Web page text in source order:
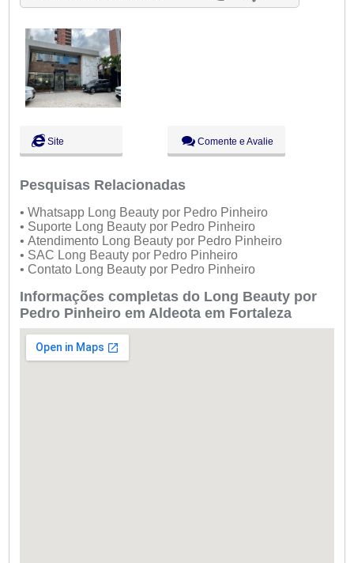
Site Comente e Avalie
Pesquisas Relacionadas
• Whatsapp Long Beauty por Pedro Pinheiro
• Suporte Long Beauty por Pedro Pinheiro
• Atendimento Long Beauty por Pedro Pinheiro
• SAC Long Beauty por Pedro Pinheiro
• Contato Long Beauty por Pedro Pinheiro
Informações completas do Long Beauty por
Pedro Pinheiro em Aldeota em Fortaleza